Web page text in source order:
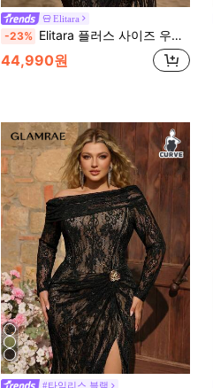
Elitara
-23% Elitara 플러스 사이즈 우아한 로맨틱 럭셔리 블랙 샤이니 메쉬 & 레이스 패치워크 탱크탑, 러쉬드 카울 넥, 핀치드 웨이스트, 핏팅 머메이드 헴, 혼합 소재 패치워크, 새로운 패션, 파티, 데이트, 볼, 휴가, 웨딩, 웨딩 행사를 위한 화려한 이브닝 드레스
44,990원
#타임리스 블랙